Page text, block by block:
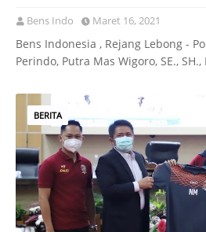
Bens Indo Maret 16, 2021
Bens Indonesia , Rejang Lebong -
Perindo, Putra Mas Wigoro, SE.,
BERITA